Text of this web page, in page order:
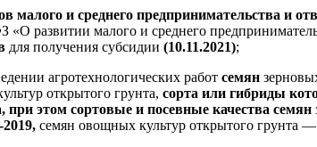
малого и среднего предпринимательства и
развитии малого и среднего
для получения субсидии (10.11.2021);
агротехнологических работ семян
открытого грунта, сорта или гибриды
этом сортовые и посевные качества семян
, семян овощных культур открытого грунта —